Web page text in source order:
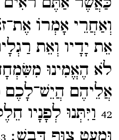
וְאַחֲרֵי אָמְרוֹ
אֵת יָדָיו וְאֵת
לֹא הֶאֱמִינוּ
אֲלֵיהֶם
42 וַיִּתְּנוּ לְפָנָיו